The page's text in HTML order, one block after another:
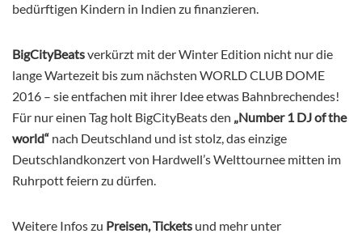
bedürftigen Kindern in Indien zu finanzieren.
BigCityBeatsverkürzt mit der Winter Edition nicht nur die
lange Wartezeit bis zum nächsten WORLD CLUB DOME
2016 – sie entfachen mit ihrer Idee etwas Bahnbrechendes!
Für nur einen Tag holt BigCityBeats den „Number 1 DJ of the
world“ nach Deutschland und ist stolz, das einzige
Deutschlandkonzert von Hardwell’s Welttournee mitten im
Ruhrpott feiern zu dürfen.
Weitere Infos zu Preisen, Tickets und mehr unter